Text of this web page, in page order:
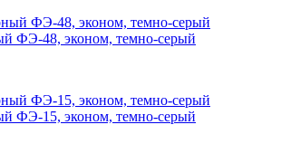
ФЭ-48, эконом, темно-серый
ФЭ-15, эконом, темно-серый